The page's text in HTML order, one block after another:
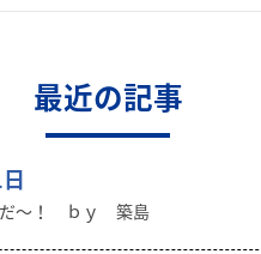
最近の記事
だ～！ ｂｙ 築島